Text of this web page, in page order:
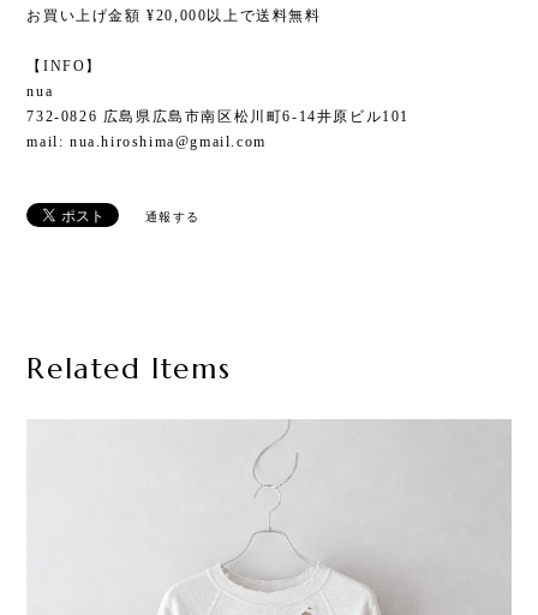
お買い上げ金額 ¥20,000以上で送料無料
【INFO】
nua
732-0826 広島県広島市南区松川町6-14井原ビル101
mail: nua.hiroshima@gmail.com
通報する
Related Items